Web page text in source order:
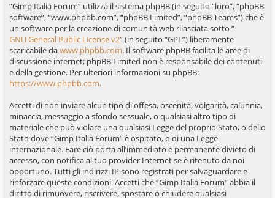
“Gimp Italia Forum” utilizza il sistema phpBB (in seguito “loro”, “phpBB
software”, “www.phpbb.com”, “phpBB Limited”, “phpBB Teams”) che è
un software per la creazione di comunità web rilasciata sotto “
GNU General Public License v2” (in seguito “GPL”) liberamente
scaricabile dawww.phpbb.com. Il software phpBB facilita le aree di
discussione internet; phpBB Limited non è responsabile dei contenuti
e della gestione. Per ulteriori informazioni su phpBB:
https://www.phpbb.com.
Accetti di non inviare alcun tipo di offesa, oscenità, volgarità, calunnia,
minaccia, messaggio a sfondo sessuale, o qualsiasi altro tipo di
materiale che può violare una qualsiasi Legge del proprio Stato, o dello
Stato dove “Gimp Italia Forum” è ospitato, o di una Legge
internazionale. Fare ciò porta all’immediato e permanente divieto di
accesso, con notifica al tuo provider Internet se è ritenuto da noi
opportuno. Tutti gli indirizzi IP sono registrati per salvaguardare e
rinforzare queste condizioni. Accetti che “Gimp Italia Forum” abbia il
diritto di rimuovere, riscrivere, spostare o chiudere qualsiasi